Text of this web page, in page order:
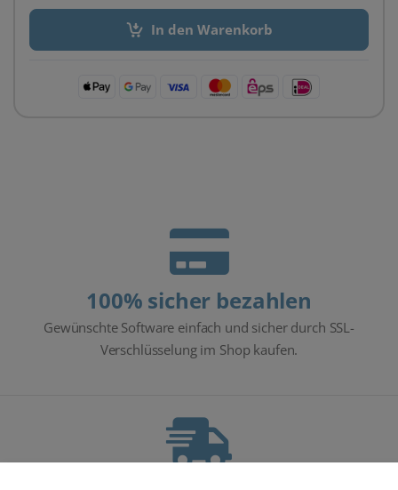
In den Warenkorb
100% sicher bezahlen
Gewünschte Software einfach und sicher durch SSL-
Verschlüsselung im Shop kaufen.